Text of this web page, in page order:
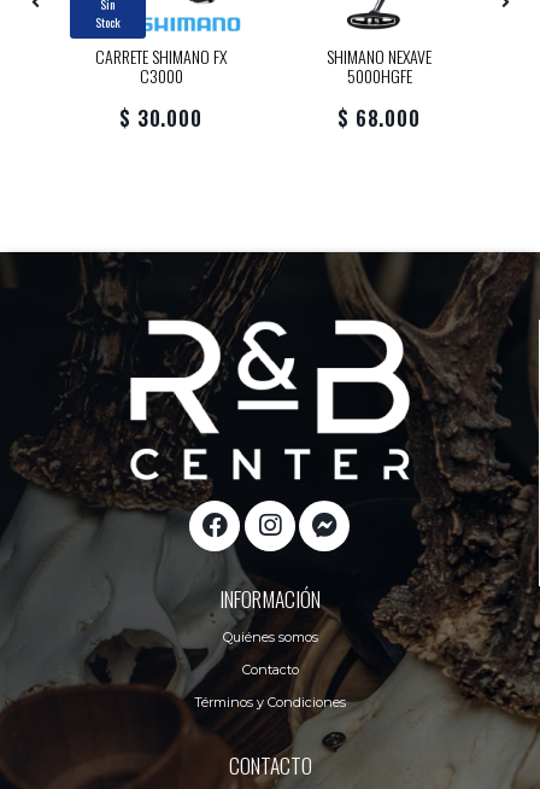
Stock
CARRETE SHIMANO FX
C3000
$ 30.000
SHIMANO NEXAVE
5000HGFE
$ 68.000
INFORMACIÓN
Quiénes somos
Contacto
Términos y Condiciones
CONTACTO